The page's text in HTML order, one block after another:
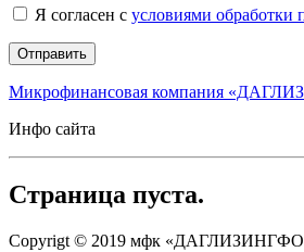
Я согласен с условиями обработки
Микрофинансовая компания
Инфо сайта
Страница пуста.
Сopyrigt © 2019 мфк